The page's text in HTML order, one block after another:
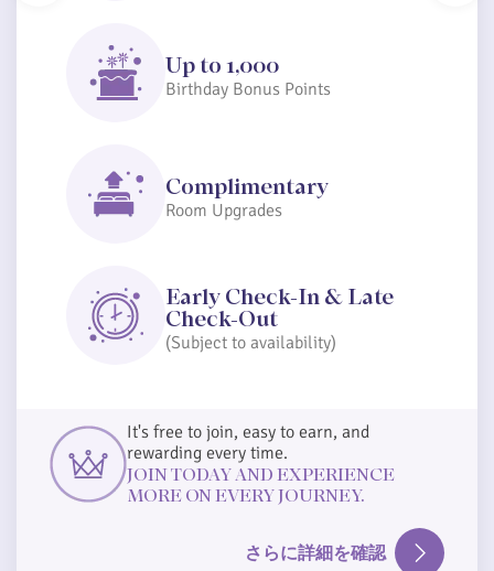
Up to 1,000
Birthday Bonus Points
Complimentary
Room Upgrades
Early Check-In & Late
Check-Out
(Subject to availability)
It's free to join, easy to earn, and
rewarding every time.
JOIN TODAY AND EXPERIENCE
MORE ON EVERY JOURNEY.
さらに詳細を確認